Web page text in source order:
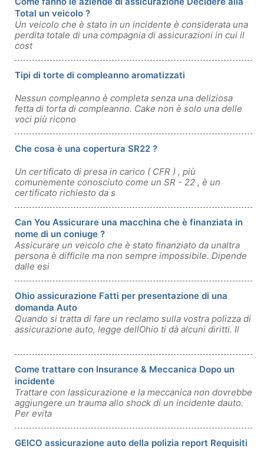
Total un veicolo ?
Un veicolo che è stato in un incidente è considerata una
perdita totale di una compagnia di assicurazioni in cui il
cost
Tipi di torte di compleanno aromatizzati
Nessun compleanno è completa senza una deliziosa
fetta di torta di compleanno. Cake non è solo una delle
voci più ricono
Che cosa è una copertura SR22 ?
Un certificato di presa in carico ( CFR ) , più
comunemente conosciuto come un SR - 22 , è un
certificato richiesto da s
Can You Assicurare una macchina che è finanziata in
nome di un coniuge ?
Assicurare un veicolo che è stato finanziato da unaltra
persona è difficile ma non sempre impossibile. Dipende
dalle esi
Ohio assicurazione Fatti per presentazione di una
domanda Auto
Quando si tratta di fare un reclamo sulla vostra polizza di
assicurazione auto, legge dellOhio ti dà alcuni diritti. Il
Come trattare con Insurance & Meccanica Dopo un
incidente
Trattare con lassicurazione e la meccanica non dovrebbe
aggiungere un trauma allo shock di un incidente dauto.
Per evita
GEICO assicurazione auto della polizia report Requisiti